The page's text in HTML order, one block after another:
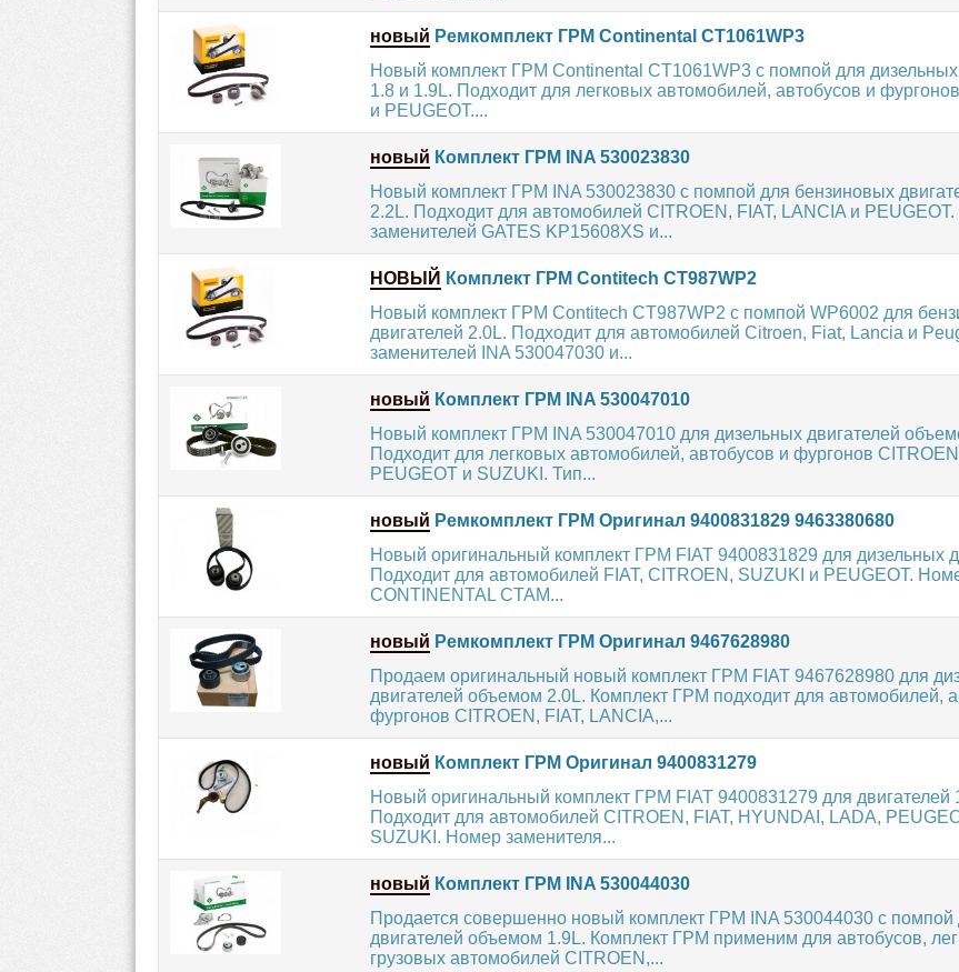
новый Ремкомплект ГРМ Continental CT1061WP3
Новый комплект ГРМ Continental CT1061WP3 с помпой для дизельных
1.8 и 1.9L. Подходит для легковых автомобилей, автобусов и
и PEUGEOT....
новый Комплект ГРМ INA 530023830
Новый комплект ГРМ INA 530023830 с помпой для бензиновых
2.2L. Подходит для автомобилей CITROEN, FIAT, LANCIA и
заменителей GATES KP15608XS и...
НОВЫЙ Комплект ГРМ Contitech CT987WP2
Новый комплект ГРМ Contitech CT987WP2 с помпой WP6002 для
двигателей 2.0L. Подходит для автомобилей Citroen, Fiat, Lancia и
заменителей INA 530047030 и...
новый Комплект ГРМ INA 530047010
Новый комплект ГРМ INA 530047010 для дизельных двигателей
Подходит для легковых автомобилей, автобусов и фургонов
PEUGEOT и SUZUKI. Тип...
новый Ремкомплект ГРМ Оригинал 9400831829 9463380680
Новый оригинальный комплект ГРМ FIAT 9400831829 для дизельных
Подходит для автомобилей FIAT, CITROEN, SUZUKI и PEUGEOT.
CONTINENTAL CTAM...
новый Ремкомплект ГРМ Оригинал 9467628980
Продаем оригинальный новый комплект ГРМ FIAT 9467628980 для
двигателей объемом 2.0L. Комплект ГРМ подходит для автомобилей,
фургонов CITROEN, FIAT, LANCIA,...
новый Комплект ГРМ Оригинал 9400831279
Новый оригинальный комплект ГРМ FIAT 9400831279 для двигателей
Подходит для автомобилей CITROEN, FIAT, HYUNDAI, LADA,
SUZUKI. Номер заменителя...
новый Комплект ГРМ INA 530044030
Продается совершенно новый комплект ГРМ INA 530044030 с помпой
двигателей объемом 1.9L. Комплект ГРМ применим для автобусов,
грузовых автомобилей CITROEN,...